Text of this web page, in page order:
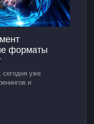
форматы
сегодня уже
и